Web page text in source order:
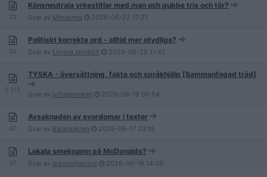
33
Könsneutrala yrkestitlar med man och gubbe tris och tör?
Svar av Merwinna 2026-06-22 17:21
50
Politiskt korrekta ord - alltid mer otydliga?
Svar av Limma skinkbit 2026-06-22 11:42
5 515
TYSKA - översättning, fakta och språkhjälp [Sammanfogad tråd]
Svar av johanponken 2026-06-19 06:54
42
Avsaknaden av svordomar i texter
Svar av Balansakten 2026-06-17 23:15
37
Lokala smeknamn på McDonalds?
Svar av arboristjavisst 2026-06-16 14:39